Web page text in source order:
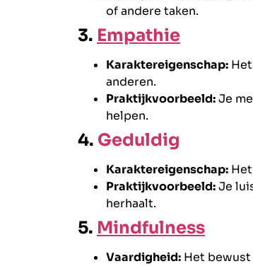
of andere taken.
3. Empathie
Karaktereigenschap:
anderen.
Praktijkvoorbeeld:Je
helpen.
4. Geduldig
Karaktereigenschap:
Praktijkvoorbeeld:Je
herhaalt.
5. Mindfulness
Vaardigheid: Het bewust